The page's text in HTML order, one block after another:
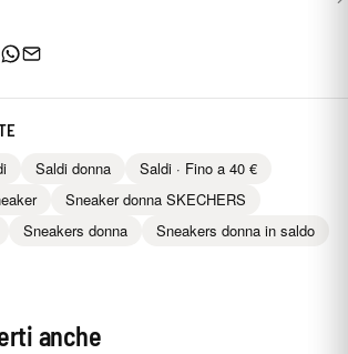
Saldi donna
Saldi · Fino a 40 €
Sneaker donna SKECHERS
Sneakers donna Sneakers donna in saldo
anche